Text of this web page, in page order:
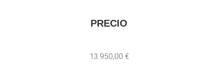
PRECIO
13.950,00 €